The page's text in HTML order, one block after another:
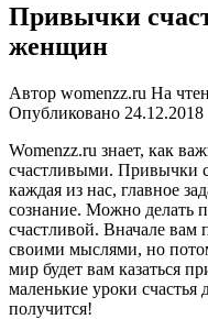
Привычки
женщин
Автор womenzz.ru На
Опубликовано 24.12.2018
Womenzz.ru знает, как
счастливыми. Привычки
каждая из нас, главное
сознание. Можно делать
счастливой. Вначале вам
своими мыслями, но
мир будет вам казаться
маленькие уроки
получится!